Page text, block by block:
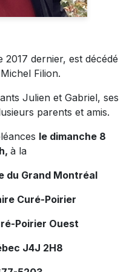
dernier, est décédé
Filion.
Julien et Gabriel, ses
parents et amis.
le dimanche 8
à la
du Grand Montréal
Curé-Poirier
Poirier Ouest
J4J 2H8